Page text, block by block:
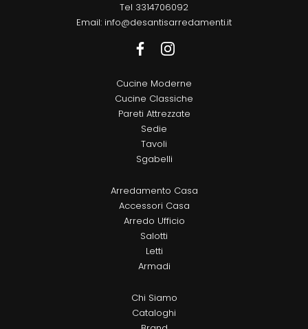
Tel 3314706092
Email: info@desantisarredamenti.it
Cucine Moderne
Cucine Classiche
Pareti Attrezzate
Sedie
Tavoli
Sgabelli
Arredamento Casa
Accessori Casa
Arredo Ufficio
Salotti
Letti
Armadi
Chi Siamo
Cataloghi